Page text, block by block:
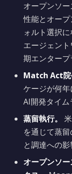
オープンソ
性能とオー
ォルト選択
エージェン
期エンタープ
Match Act院
ケージが何
AI開発タイム
蒸留執行。
を通じて蒸
と調達への影
オープンソ